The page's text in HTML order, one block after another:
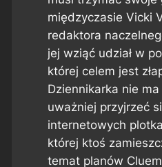
międzyczasie Vicki
redaktora
jej wziąć udział w
której celem jest
Dziennikarka nie
uważniej przyjrzeć
internetowych
której ktoś
temat planów